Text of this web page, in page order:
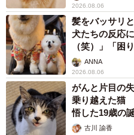
2026.08.06
髪をバッサリ
犬たちの反応
（笑）」「困
ANNA
2026.08.06
がんと片目の
乗り越えた猫
悟した19歳の
古川 諭香